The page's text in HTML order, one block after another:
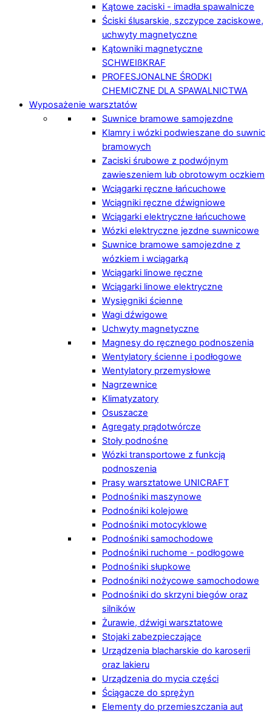
Kątowe zaciski - imadła spawalnicze
Ściski ślusarskie, szczypce zaciskowe,
uchwyty magnetyczne
Kątowniki magnetyczne
SCHWEIßKRAF
PROFESJONALNE ŚRODKI
CHEMICZNE DLA SPAWALNICTWA
Wyposażenie warsztatów
Suwnice bramowe samojezdne
Klamry i wózki podwieszane do suwnic
bramowych
Zaciski śrubowe z podwójnym
zawieszeniem lub obrotowym oczkiem
Wciągarki ręczne łańcuchowe
Wciągniki ręczne dźwigniowe
Wciągarki elektryczne łańcuchowe
Wózki elektryczne jezdne suwnicowe
Suwnice bramowe samojezdne z
wózkiem i wciągarką
Wciągarki linowe ręczne
Wciągarki linowe elektryczne
Wysięgniki ścienne
Wagi dźwigowe
Uchwyty magnetyczne
Magnesy do ręcznego podnoszenia
Wentylatory ścienne i podłogowe
Wentylatory przemysłowe
Nagrzewnice
Klimatyzatory
Osuszacze
Agregaty prądotwórcze
Stoły podnośne
Wózki transportowe z funkcją
podnoszenia
Prasy warsztatowe UNICRAFT
Podnośniki maszynowe
Podnośniki kolejowe
Podnośniki motocyklowe
Podnośniki samochodowe
Podnośniki ruchome - podłogowe
Podnośniki słupkowe
Podnośniki nożycowe samochodowe
Podnośniki do skrzyni biegów oraz
silników
Żurawie, dźwigi warsztatowe
Stojaki zabezpieczające
Urządzenia blacharskie do karoserii
oraz lakieru
Urządzenia do mycia części
Ściągacze do sprężyn
Elementy do przemieszczania aut